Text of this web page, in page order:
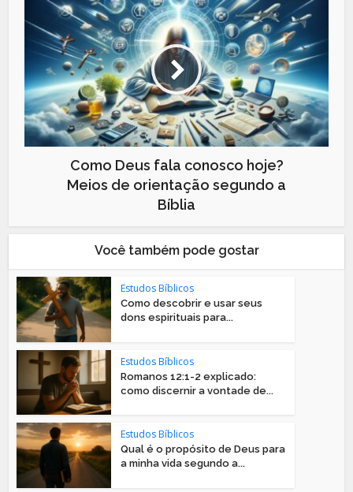
Como Deus fala conosco hoje?
Meios de orientação segundo a
Bíblia
Você também pode gostar
Estudos Bíblicos
Como descobrir e usar seus
dons espirituais para...
Estudos Bíblicos
Romanos 12:1-2 explicado:
como discernir a vontade de...
Estudos Bíblicos
Qual é o propósito de Deus para
a minha vida segundo a...